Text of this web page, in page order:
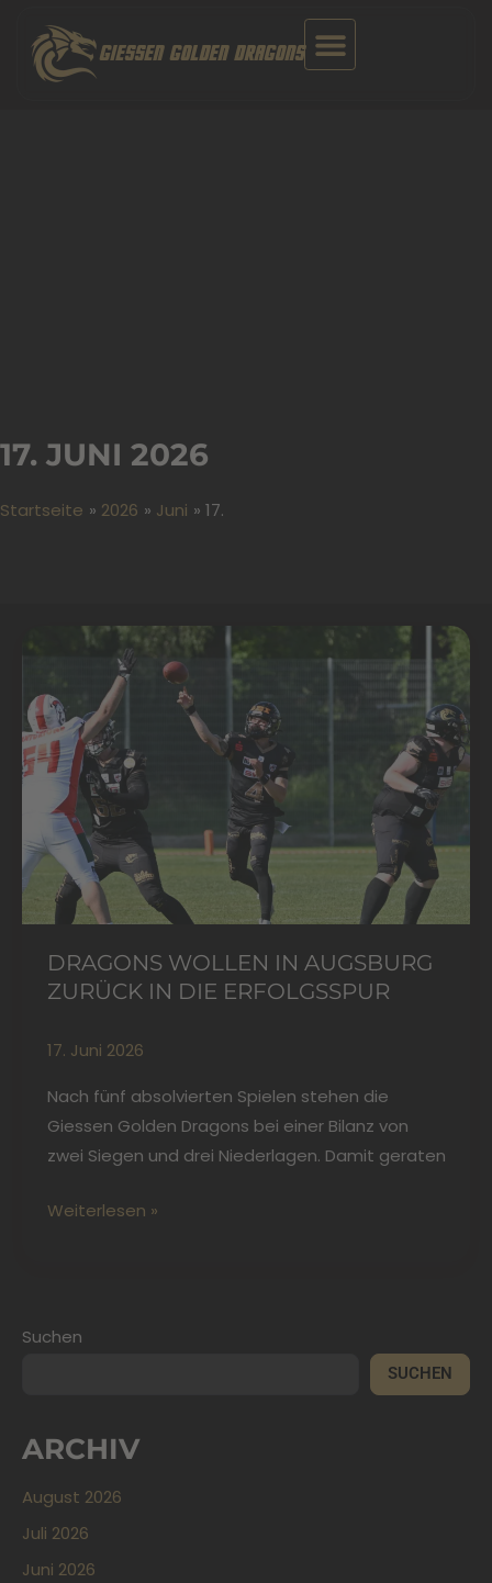
Inhalt
springen
GIESSEN GOLDEN DRAGONS
17. JUNI 2026
Startseite 2026 Juni 17.
DRAGONS WOLLEN IN AUGSBURG
ZURÜCK IN DIE ERFOLGSSPUR
17. Juni 2026
Nach fünf absolvierten Spielen stehen die
Giessen Golden Dragons bei einer Bilanz von
zwei Siegen und drei Niederlagen. Damit geraten
Dragons
in
Augsburg
zurück
die
Erfolgsspur
Weiterlesen »
Suchen
SUCHEN
ARCHIV
August 2026
Juli 2026
Juni 2026